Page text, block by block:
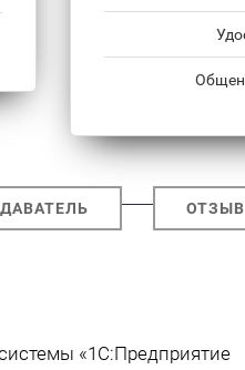
«1С:Предприятие